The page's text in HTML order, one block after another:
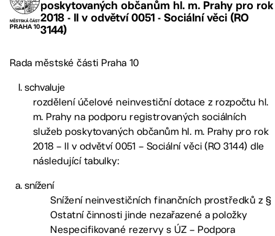
poskytovaných občanům hl. m. Prahy pro rok
2018 - II v odvětví 0051 - Sociální věci (RO
3144)
Rada městské části Praha 10
schvaluje
rozdělení účelové neinvestiční dotace z rozpočtu hl.
m. Prahy na podporu registrovaných sociálních
služeb poskytovaných občanům hl. m. Prahy pro rok
2018 – II v odvětví 0051 – Sociální věci (RO 3144) dle
následující tabulky:
snížení
Snížení neinvestičních finančních prostředků z §
Ostatní činnosti jinde nezařazené a položky
Nespecifikované rezervy s ÚZ – Podpora